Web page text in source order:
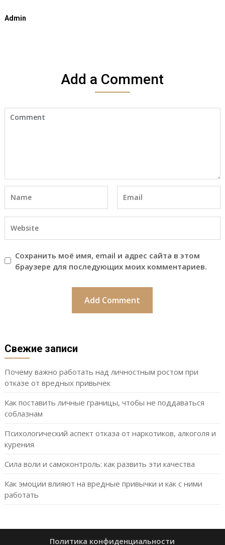
Admin
Add a Comment
Сохранить моё имя, email и адрес сайта в этом
браузере для последующих моих комментариев.
Свежие записи
Почему важно работать над личностным ростом при
отказе от вредных привычек
Как поставить личные границы, чтобы не поддаваться
соблазнам
Психологический аспект отказа от наркотиков, алкоголя и
курения
Сила воли и самоконтроль: как развить эти качества
Как эмоции влияют на вредные привычки и как с ними
работать
Политика конфиденциальности